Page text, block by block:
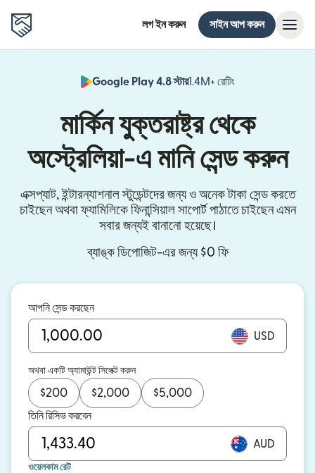
লগ ইন করুন সাইন আপ করুন
Google Play 4.8 স্টার1.4M+ রেটিং
মার্কিন যুক্তরাষ্ট্র থেকে
অস্ট্রেলিয়া-এ মানি সেন্ড করুন
এক্সপ্যাট, ইন্টারন্যাশনাল স্টুডেন্টদের জন্য ও অনেক টাকা সেন্ড করতে
চাইছেন অথবা ফ্যামিলিকে ফিনান্সিয়াল সাপোর্ট পাঠাতে চাইছেন এমন
সবার জন্যই বানানো হয়েছে।
ব্যাঙ্ক ডিপোজিট-এর জন্য $0 ফি
আপনি সেন্ড করছেন
USD
অথবা একটি অ্যামাউন্ট সিলেক্ট করুন
$200 $2,000 $5,000
তিনি রিসিভ করবেন
AUD
ওয়েলকাম রেট